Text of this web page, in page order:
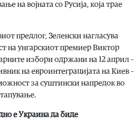
на војната со Русија, која трае
предлог, Зеленски нагласува
на унгарскиот премиер Виктор
избори одржани на 12 април –
на евроинтеграцијата на Киев –
за суштински напредок во
е Украина да биде